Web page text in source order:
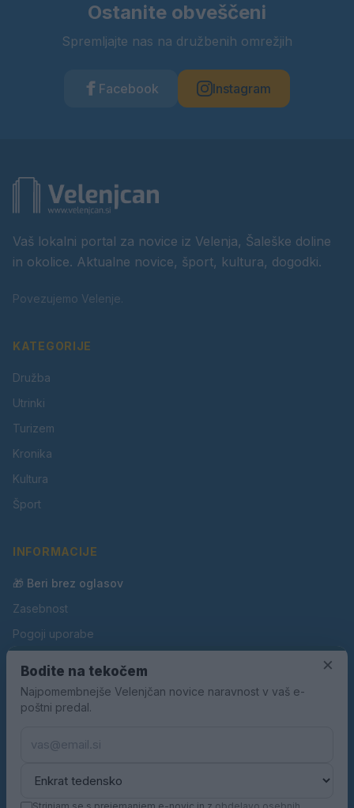
Ostanite obveščeni
Spremljajte nas na družbenih omrežjih
Facebook Instagram
Vaš lokalni portal za novice iz Velenja, Šaleške doline
in okolice. Aktualne novice, šport, kultura, dogodki.
Povezujemo Velenje.
KATEGORIJE
Družba
Utrinki
Turizem
Kronika
Kultura
Šport
INFORMACIJE
🎁 Beri brez oglasov
Zasebnost
Pogoji uporabe
Oglaševanje
Kontakt
×
Bodite na tekočem
Najpomembnejše Velenjčan novice naravnost v vaš e-
poštni predal.